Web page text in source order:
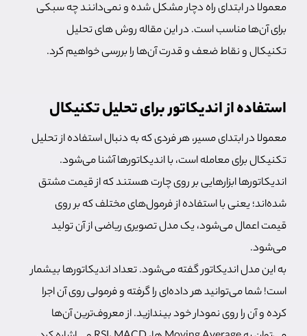
معمولا در ابتدای راه دچار مشکل شده و نمی‌دانند چه سبکی
برای آن‌ها مناسب است. در این مقاله روش های تحلیل
تکنیکال و نقاط ضعف و قدرت آن‌ها را بررسی خواهیم کرد.
استفاده از اندیکاتور برای تحلیل تکنیکال
معمولا در ابتدای مسیر، هر فردی که به دنبال استفاده از تحلیل
تکنیکال برای معامله است، با اندیکاتورها آشنا می‌شود.
اندیکاتورها ابزارهایی بر روی چارت هستند که از قیمت مشتق
شده‌اند؛ یعنی با استفاده از فرمول‌های مختلف که بر روی
قیمت اعمال می‌شود، یک مدل تصویری ریاضی از آن تولید
می‌شود.
به این مدل اندیکاتور گفته می‌شود. تعداد اندیکاتورها بیشمار
است! شما می‌توانید هر داده‌ای را گرفته و فرمولی روی آن اجرا
کرده و آن را روی نمودار خود بیندازید. از معروف‌ترین آن‌ها